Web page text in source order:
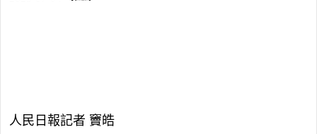
人民日報記者 竇皓